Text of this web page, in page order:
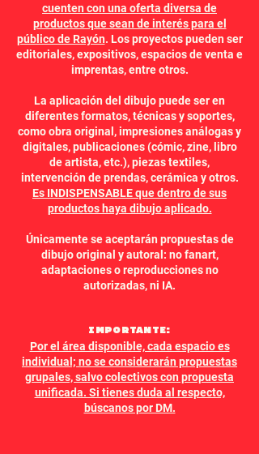
cuenten con una oferta diversa de
productos que sean de interés para el
público de Rayón. Los proyectos pueden ser
editoriales, expositivos, espacios de venta e
imprentas, entre otros.
La aplicación del dibujo puede ser en
diferentes formatos, técnicas y soportes,
como obra original, impresiones análogas y
digitales, publicaciones (cómic, zine, libro
de artista, etc.), piezas textiles,
intervención de prendas, cerámica y otros.
Es INDISPENSABLE que dentro de sus
productos haya dibujo aplicado.
Únicamente se aceptarán propuestas de
dibujo original y autoral: no fanart,
adaptaciones o reproducciones no
autorizadas, ni IA.
IMPORTANTE:
Por el área disponible, cada espacio es
individual; no se considerarán propuestas
grupales, salvo colectivos con propuesta
unificada. Si tienes duda al respecto,
búscanos por DM.